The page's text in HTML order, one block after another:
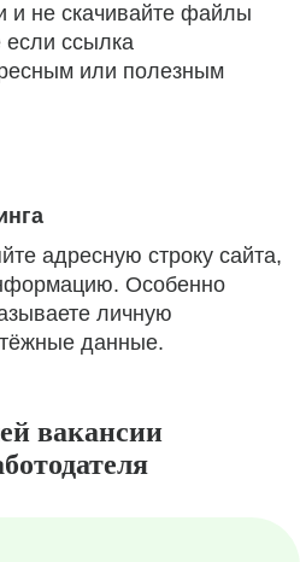
и не скачивайте файлы
если ссылка
или полезным
адресную строку сайта,
Особенно
личную
данные.
вакансии